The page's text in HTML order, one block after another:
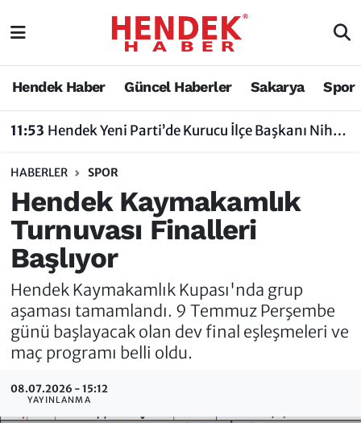
Hendek Haber Güncel Haberler Sakarya Spor
11:53 Hendek Yeni Parti’de Kurucu İlçe Başkanı Nihat Bayraktar Oldu
HABERLER SPOR
Hendek Kaymakamlık
Turnuvası Finalleri
Başlıyor
Hendek Kaymakamlık Kupası'nda grup
aşaması tamamlandı. 9 Temmuz Perşembe
günü başlayacak olan dev final eşleşmeleri ve
maç programı belli oldu.
08.07.2026 - 15:12
YAYINLANMA
Hendek Haber
Nöbetçi Eczaneler
Vefat Edenler
Hendek Haber
Hakkında
Hendek Haber Reklam Servisi
Künye
İletişim
Sakarya Nöbetçi Eczaneler
Sakarya Trafik Yoğunluk Haritası
Tüm Manşetler
Son Dakika Haberleri
Haber Arşivi